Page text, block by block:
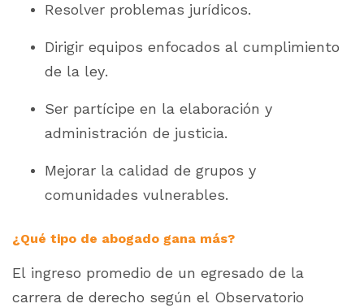
Resolver problemas jurídicos.
Dirigir equipos enfocados al cumplimiento
de la ley.
Ser partícipe en la elaboración y
administración de justicia.
Mejorar la calidad de grupos y
comunidades vulnerables.
¿Qué tipo de abogado gana más?
El ingreso promedio de un egresado de la
carrera de derecho según el Observatorio